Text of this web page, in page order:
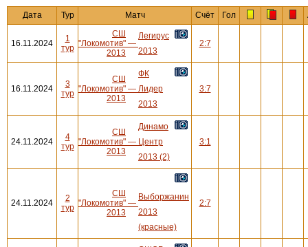
Дата Тур Матч Счёт Гол
16.11.2024
1
тур
СШ
"Локомотив"
2013
—
Легирус
2013
2:7
16.11.2024
3
тур
СШ
"Локомотив"
2013
—
ФК
Лидер
2013
3:7
24.11.2024
4
тур
СШ
"Локомотив"
2013
—
Динамо
Центр
2013 (2)
3:1
24.11.2024
2
тур
СШ
"Локомотив"
2013
—
Выборжанин
2013
(красные)
2:7